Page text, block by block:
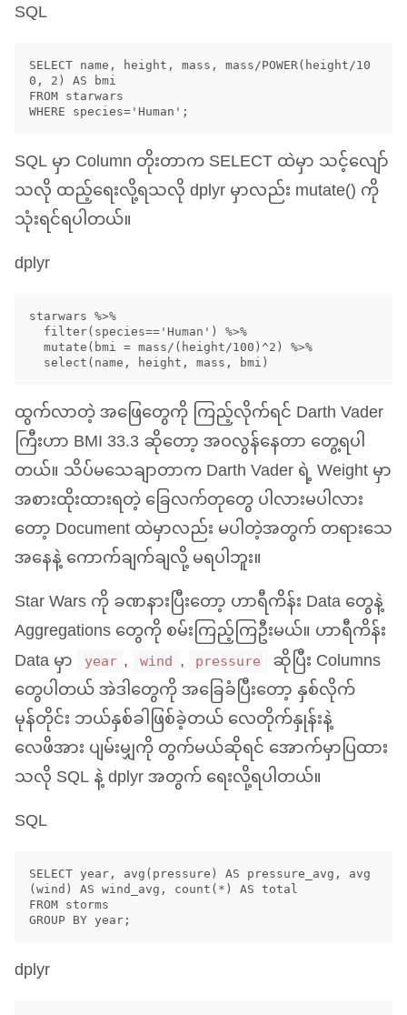
SQL
SELECT name, height, mass, mass/POWER(height/10
0, 2) AS bmi
FROM starwars
SQLမှာ Column တိုးတာကSELECTထဲမှာ သင့်လျော်
သလို ထည့်ရေးလို့ရသလို dplyr မှာလည်း mutate() ကို
သုံးရင်ရပါတယ်။
dplyr
starwars %>%
ထွက်လာတဲ့ အဖြေတွေကို ကြည့်လိုက်ရင် Darth Vader
ကြီးဟာBMI33.3 ဆိုတော့ အဝလွန်နေတာ တွေ့ရပါ
တယ်။ သိပ်မသေချာတာက Darth Vader ရဲ့ Weight မှာ
အစားထိုးထားရတဲ့ ခြေလက်တုတွေ ပါလားမပါလား
တော့ Document ထဲမှာလည်း မပါတဲ့အတွက် တရားသေ
အနေနဲ့ ကောက်ချက်ချလို့ မရပါဘူး။
Star Wars ကို ခဏနားပြီးတော့ ဟာရီကိန်း Data တွေနဲ့
Aggregations တွေကို စမ်းကြည့်ကြဦးမယ်။ ဟာရီကိန်း
Data မှာ
year , wind , pressure
ဆိုပြီး Columns
တွေပါတယ် အဲဒါတွေကို အခြေခံပြီးတော့ နှစ်လိုက်
မုန်တိုင်း ဘယ်နှစ်ခါဖြစ်ခဲ့တယ် လေတိုက်နှုန်းနဲ့
လေဖိအား ပျမ်းမျှကို တွက်မယ်ဆိုရင် အောက်မှာပြထား
သလိုSQLနဲ့ dplyr အတွက် ရေးလို့ရပါတယ်။
SQL
SELECT year, avg(pressure) AS pressure_avg, avg
(wind) AS wind_avg, count(*) AS total
FROM storms
dplyr